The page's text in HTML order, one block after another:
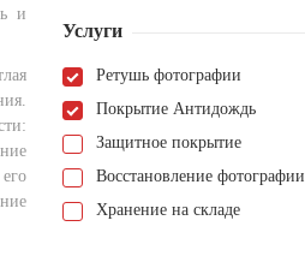
и
Услуги
Ретушь фотографии
Покрытие Антидождь
Защитное покрытие
Восстановление фотографии
Хранение на складе